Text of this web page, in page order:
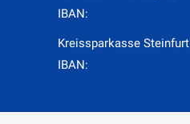
IBAN:
Kreissparkasse Steinfurt
IBAN: